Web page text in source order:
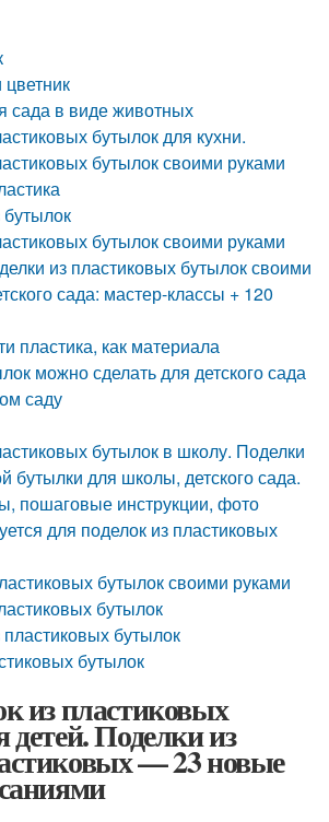
сада в виде животных
бутылок для кухни.
бутылок своими руками
бутылок своими руками
из пластиковых бутылок своими
сада: мастер-классы + 120
пластика, как материала
можно сделать для детского сада
саду
бутылок в школу. Поделки
бутылки для школы, детского сада.
пошаговые инструкции, фото
для поделок из пластиковых
бутылок своими руками
бутылок
бутылок
бутылок
из пластиковых
Поделки из
— 23 новые